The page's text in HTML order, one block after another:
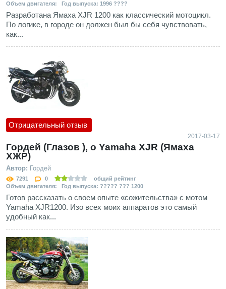
Объем двигателя: Год выпуска: 1996 ????
Разработана Ямаха XJR 1200 как классический мотоцикл.
По логике, в городе он должен был бы себя чувствовать,
как...
Отрицательный отзыв
2017-03-17
Гордей (Глазов ), о Yamaha XJR (Ямаха
ХЖР)
Автор: Гордей
7291 0
общий рейтинг
Объем двигателя: Год выпуска: ????? ??? 1200
Готов рассказать о своем опыте «сожительства» с мотом
Yamaha XJR1200. Изо всех моих аппаратов это самый
удобный как...